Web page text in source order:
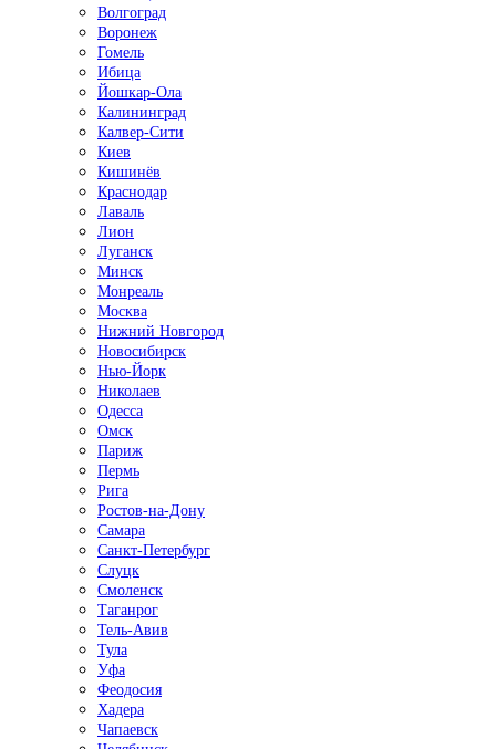
Волгоград
Воронеж
Гомель
Ибица
Йошкар-Ола
Калининград
Калвер-Сити
Киев
Кишинёв
Краснодар
Лаваль
Лион
Луганск
Минск
Монреаль
Москва
Нижний Новгород
Новосибирск
Нью-Йорк
Николаев
Одесса
Омск
Париж
Пермь
Рига
Ростов-на-Дону
Самара
Санкт-Петербург
Слуцк
Смоленск
Таганрог
Тель-Авив
Тула
Уфа
Феодосия
Хадера
Чапаевск